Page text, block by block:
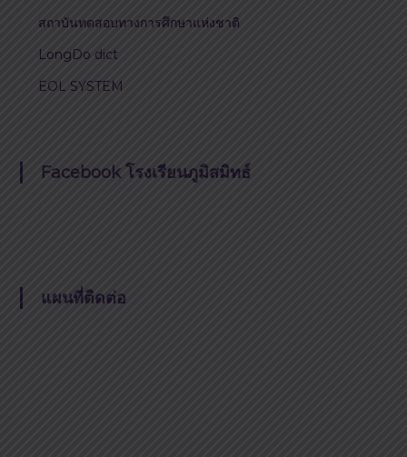
สถาบันทดสอบทางการศึกษาแห่งชาติ
LongDo dict
EOL SYSTEM
Facebook โรงเรียนภูมิสมิทธ์
แผนที่ติดต่อ